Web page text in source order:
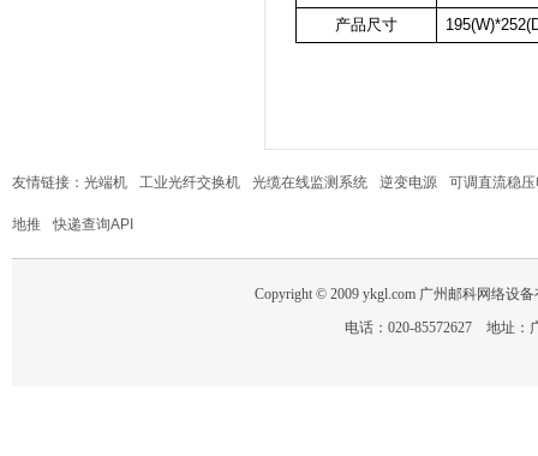
产品尺寸
友情链接： 光端机 工业光纤交换机 光缆在线监测系统 逆变电源 可调直流稳
地推 快递查询API
Copyright © 2009 ykgl.com 广州邮科网络设
电话：020-85572627 地址